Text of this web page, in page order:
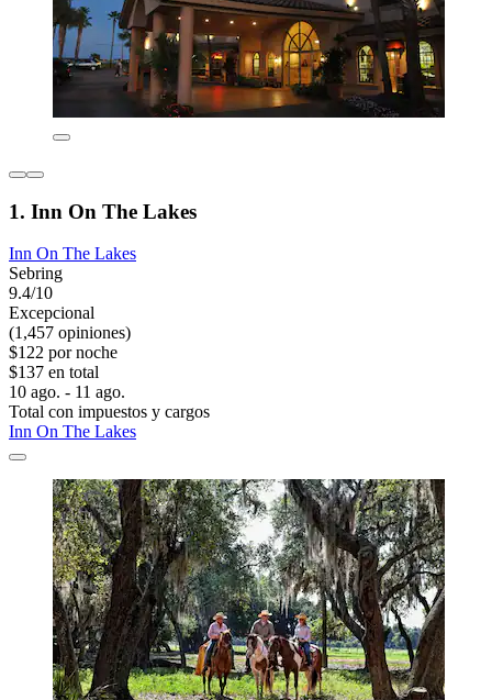
1. Inn On The Lakes
Inn On The Lakes
Sebring
9.4/10
Excepcional
(1,457 opiniones)
$122 por noche
$137 en total
10 ago. - 11 ago.
Total con impuestos y cargos
Inn On The Lakes